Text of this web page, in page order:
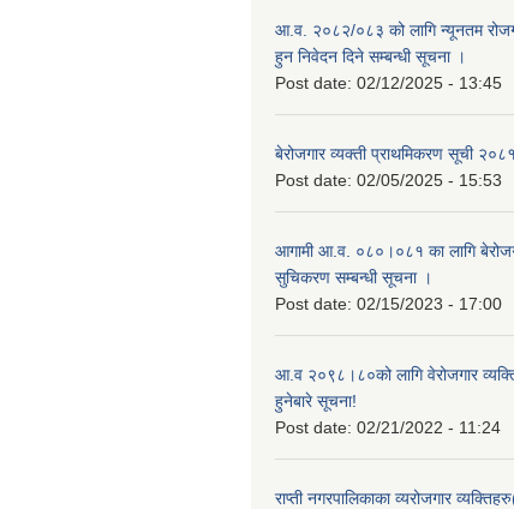
आ.व. २०८२/०८३ को लागि न्यूनतम
हुन निवेदन दिने सम्बन्धी सूचना ।
Post date: 02/12/2025 - 13:45
बेरोजगार व्यक्ती प्राथमिकरण सूची
Post date: 02/05/2025 - 15:53
आगामी आ.व. ०८०।०८१ का लागि
सुचिकरण सम्बन्धी सूचना ।
Post date: 02/15/2023 - 17:00
आ.व २०९८।८०को लागि वेरोजगार
हुनेबारे सूचना!
Post date: 02/21/2022 - 11:24
राप्ती नगरपालिकाका व्यरोजगार